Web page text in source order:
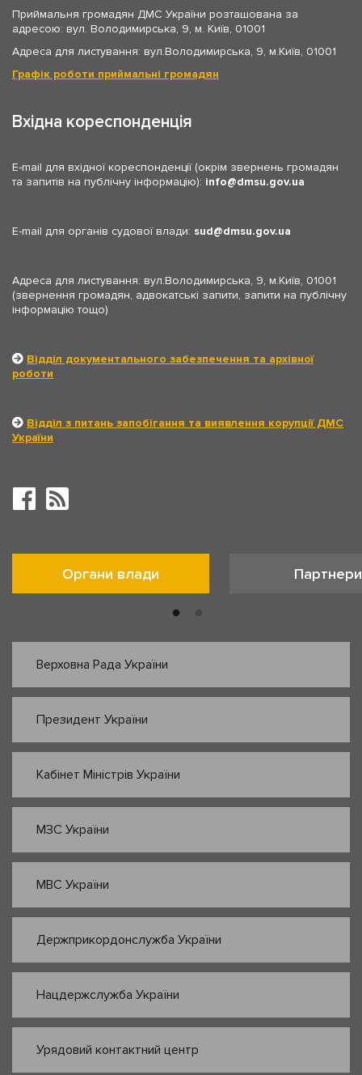
Приймальня громадян ДМС України розташована за
адресою: вул. Володимирська, 9, м. Київ, 01001
Адреса для листування: вул.Володимирська, 9, м.Київ, 01001
Графік роботи приймальні громадян
Вхідна кореспонденція
E-mail для вхідної кореспонденції (окрім звернень громадян
та запитів на публічну інформацію): info dmsu.gov.ua
E-mail для органів судової влади: sud dmsu.gov.ua
Адреса для листування: вул.Володимирська, 9, м.Київ, 01001
(звернення громадян, адвокатські запити, запити на публічну
інформацію тощо)
Відділ документального забезпечення та архівної
роботи
Відділ з питань запобігання та виявлення корупції ДМС
України
Органи влади Партнери
Верховна Рада України
Президент України
Кабінет Міністрів України
МЗС України
МВС України
Держприкордонслужба України
Нацдержслужба України
Урядовий контактний центр